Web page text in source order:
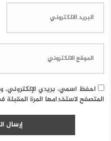
احفظ اسمي، بريدي الإلكتروني،
المتصفح لاستخدامها المرة